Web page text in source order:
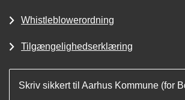
Whistleblowerordning
Tilgængelighedserklæring
Skriv sikkert til Aarhus Kommune (for